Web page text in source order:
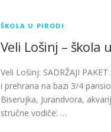
ŠKOLA U PIRODI
Veli Lošinj – škola
Veli Lošinj: SADRŽAJI
i prehrana na bazi 3/4
Biserujka, Jurandvora,
stručne vodiče: …